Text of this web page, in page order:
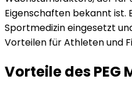
Eigenschaften bekannt ist.
Sportmedizin eingesetzt
Vorteilen für Athleten und
Vorteile des PEG